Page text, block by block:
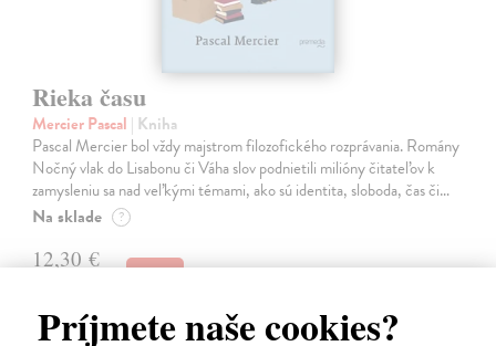
Príjmete naše cookies?
Rieka času
Mercier Pascal | Kniha
Pascal Mercier bol vždy majstrom filozofického rozprávania. Romány
Nočný vlak do Lisabonu či Váha slov podnietili milióny čitateľov k
zamysleniu sa nad veľkými témami, ako sú identita, sloboda, čas či…
Na sklade ?
12,30 €